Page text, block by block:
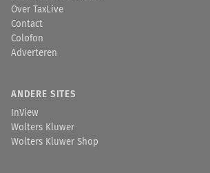
Over TaxLive
Contact
Colofon
Adverteren
ANDERE SITES
InView
Wolters Kluwer
Wolters Kluwer Shop